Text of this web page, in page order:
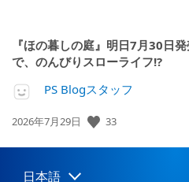
『ほの暮しの庭』明日7月30日
で、のんびりスローライフ!?
PS Blogスタッフ
公
日:
2026年7月29日 33
日本語